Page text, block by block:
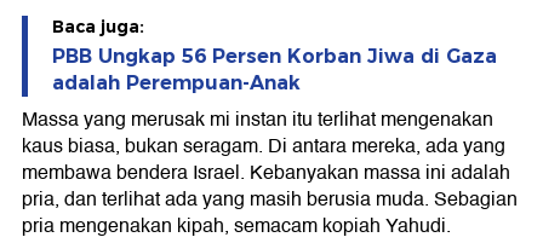
Baca juga:
PBB Ungkap 56 Persen Korban Jiwa di Gaza
adalah Perempuan-Anak
Massa yang merusak mi instan itu terlihat mengenakan
kaus biasa, bukan seragam. Di antara mereka, ada yang
membawa bendera Israel. Kebanyakan massa ini adalah
pria, dan terlihat ada yang masih berusia muda. Sebagian
pria mengenakan kipah, semacam kopiah Yahudi.